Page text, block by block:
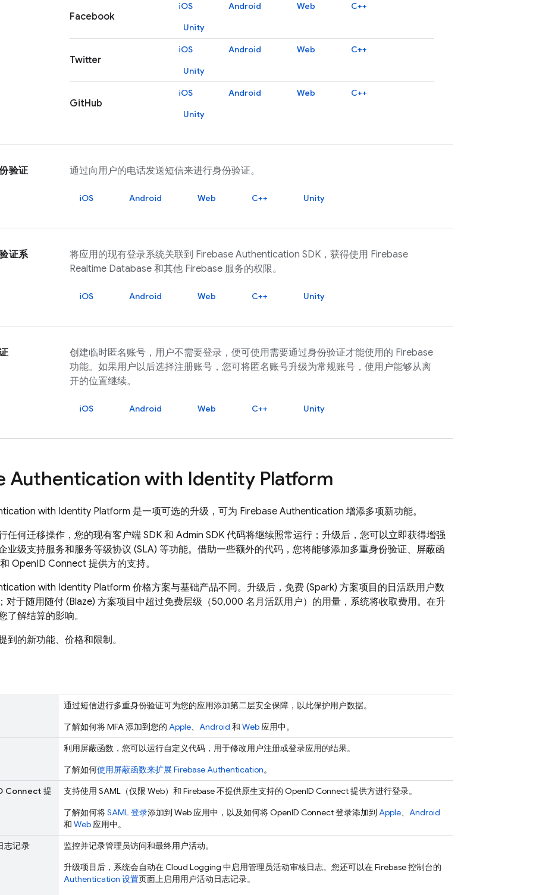
Facebook
iOS Android Web
C++
Unity
Twitter
iOS Android Web
C++
Unity
GitHub
iOS Android Web
C++
Unity
验证 通过向用户的电话发送短信来进行身份验证。
iOS Android Web C++ Unity
证系
将应用的现有登录系统关联到 Firebase Authentication SDK，获得使用 Firebase
Realtime Database 和其他 Firebase 服务的权限。
iOS Android Web C++ Unity
创建临时匿名账号，用户不需要登录，便可使用需要通过身份验证才能使用的 Firebase
功能。如果用户以后选择注册账号，您可将匿名账号升级为常规账号，使用户能够从离
开的位置继续。
iOS Android Web C++ Unity
Authentication with Identity Platform
with Identity Platform 是一项可选的升级，可为 Firebase Authentication 增添多项新功能。
任何迁移操作，您的现有客户端 SDK 和 Admin SDK 代码将继续照常运行；升级后，您可以立即获得增强
业级支持服务和服务等级协议 (SLA) 等功能。借助一些额外的代码，您将能够添加多重身份验证、屏蔽函
和 OpenID Connect 提供方的支持。
with Identity Platform 价格方案与基础产品不同。升级后，免费 (Spark) 方案项目的日活跃用户数
对于随用随付 (Blaze) 方案项目中超过免费层级（50,000 名月活跃用户）的用量，系统将收取费用。在升
了解结算的影响。
到的新功能、价格和限制。
通过短信进行多重身份验证可为您的应用添加第二层安全保障，以此保护用户数据。
了解如何将 MFA 添加到您的 Apple、 Android 和 Web 应用中。
利用屏蔽函数，您可以运行自定义代码，用于修改用户注册或登录应用的结果。
了解如何使用屏蔽函数来扩展 Firebase Authentication。
Connect 提
支持使用 SAML（仅限 Web）和 Firebase 不提供原生支持的 OpenID Connect 提供方进行登录。
了解如何将SAML 登录添加到 Web 应用中，以及如何将 OpenID Connect 登录添加到 Apple、 Android
和 Web 应用中。
志记录
监控并记录管理员访问和最终用户活动。
升级项目后，系统会自动在 Cloud Logging 中启用管理员活动审核日志。您还可以在Firebase控制台的
Authentication 设置页面上启用用户活动日志记录。